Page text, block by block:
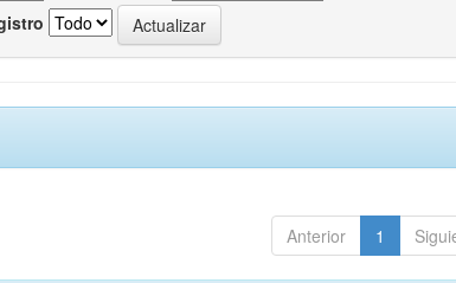
Anterior 1